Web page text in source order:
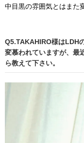
中目黒の雰囲気とはまた
Q5.TAKAHIRO様はLDH
変慕われていますが、最
ら教えて下さい。